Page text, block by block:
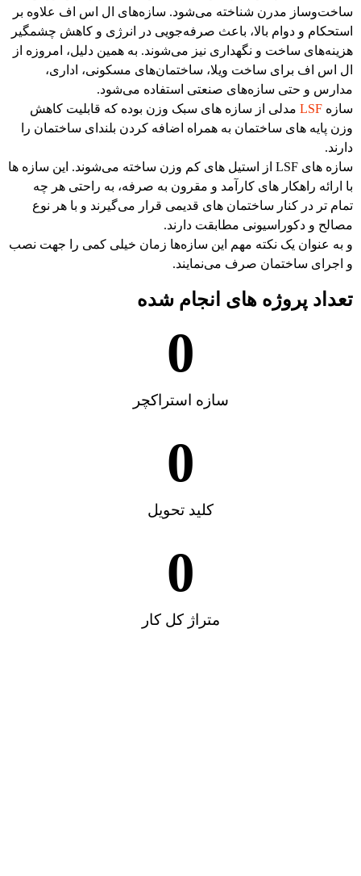
ساخت‌وساز مدرن شناخته می‌شود. سازه‌های ال اس اف علاوه بر
استحکام و دوام بالا، باعث صرفه‌جویی در انرژی و کاهش چشمگیر
هزینه‌های ساخت و نگهداری نیز می‌شوند. به همین دلیل، امروزه از
ال اس اف برای ساخت ویلا، ساختمان‌های مسکونی، اداری،
مدارس و حتی سازه‌های صنعتی استفاده می‌شود.
سازه LSF مدلی از سازه های سبک وزن بوده که قابلیت کاهش
وزن پایه های ساختمان به همراه اضافه کردن بلندای ساختمان را
دارند.
سازه های LSF از استیل های کم وزن ساخته می‌شوند. این سازه ها
با ارائه راهکار های کارآمد و مقرون به صرفه، به راحتی هر چه
تمام تر در کنار ساختمان های قدیمی قرار می‌گیرند و با هر نوع
مصالح و دکوراسیونی مطابقت دارند.
و به عنوان یک نکته مهم این سازه‌ها زمان خیلی کمی را جهت نصب
و اجرای ساختمان صرف می‌نمایند.
تعداد پروژه های انجام شده
سازه استراکچر​
0
کلید تحویل​
0
متراژ کل کار​
0